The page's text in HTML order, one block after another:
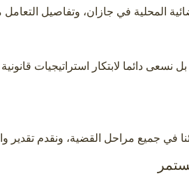
المحلية في جازان، وتفاصيل
بل نسعى دائما لابتكار استراتيجيات
في جميع مراحل القضية، ونقدم